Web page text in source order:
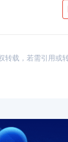
转载，若需引用或